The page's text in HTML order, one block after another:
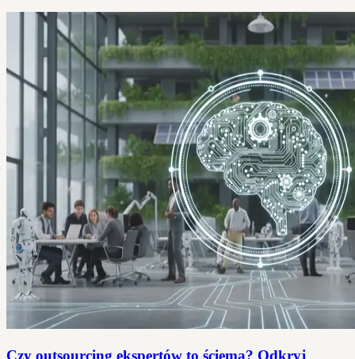
Czy outsourcing ekspertów to ściema? Odkryj